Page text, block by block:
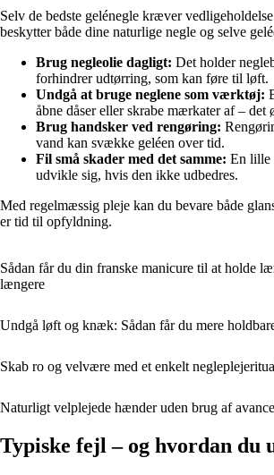
Selv de bedste gelénegle kræver
beskytter både dine naturlige negle og selve
Brug negleolie dagligt: Det holder
forhindrer udtørring, som kan føre til løft.
Undgå at bruge neglene som værktøj:
åbne dåser eller skrabe mærkater af – det
Brug handsker ved rengøring:
vand kan svække geléen over tid.
Fil små skader med det samme: En lille
udvikle sig, hvis den ikke udbedres.
Med regelmæssig pleje kan du bevare både
er tid til opfyldning.
Sådan får du din franske manicure til at holde
længere
Undgå løft og knæk: Sådan får du mere
Skab ro og velvære med et enkelt
Naturligt velplejede hænder uden brug af
Typiske fejl – og hvordan du